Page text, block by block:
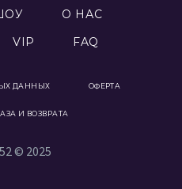
О НАС
VIP FAQ
ДАННЫХ ОФЕРТА
И ВОЗВРАТА
© 2025